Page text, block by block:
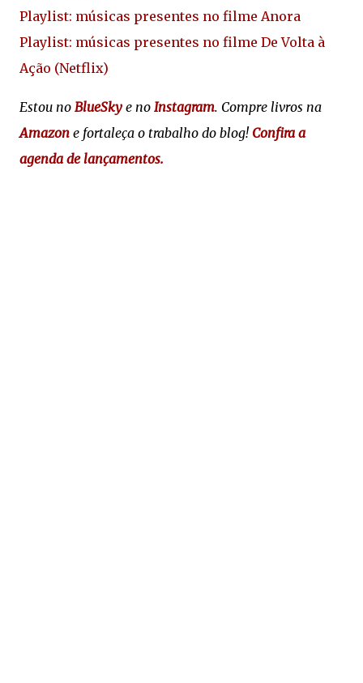
Playlist: músicas presentes no filme Anora
Playlist: músicas presentes no filme De Volta à
Ação (Netflix)
Estou no BlueSky e no Instagram. Compre livros na
Amazon e fortaleça o trabalho do blog! Confira a
agenda de lançamentos.